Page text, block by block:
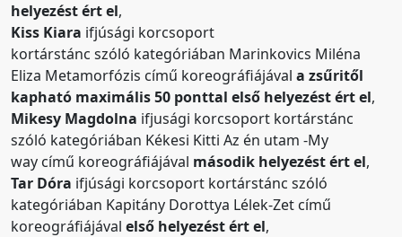
helyezést ért el,
Kiss Kiara ifjúsági korcsoport
kortárstánc szóló kategóriában Marinkovics Miléna
Eliza Metamorfózis című koreográfiájával a zsűritől
kapható maximális 50 ponttal első helyezést ért el,
Mikesy Magdolna ifjusági korcsoport kortárstánc
szóló kategóriában Kékesi Kitti Az én utam -My
way című koreográfiájával második helyezést ért el,
Tar Dóra ifjúsági korcsoport kortárstánc szóló
kategóriában Kapitány Dorottya Lélek-Zet című
koreográfiájával első helyezést ért el,